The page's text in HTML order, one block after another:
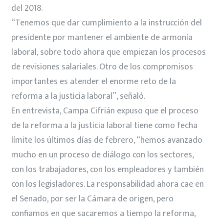
del 2018.
“Tenemos que dar cumplimiento a la instrucción del
presidente por mantener el ambiente de armonía
laboral, sobre todo ahora que empiezan los procesos
de revisiones salariales. Otro de los compromisos
importantes es atender el enorme reto de la
reforma a la justicia laboral”, señaló.
En entrevista, Campa Cifrián expuso que el proceso
de la reforma a la justicia laboral tiene como fecha
límite los últimos días de febrero, “hemos avanzado
mucho en un proceso de diálogo con los sectores,
con los trabajadores, con los empleadores y también
con los legisladores. La responsabilidad ahora cae en
el Senado, por ser la Cámara de origen, pero
confiamos en que sacaremos a tiempo la reforma,